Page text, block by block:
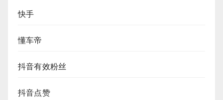
快手
懂车帝
抖音有效粉丝
抖音点赞